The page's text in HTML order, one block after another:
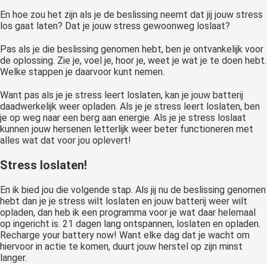
En hoe zou het zijn als je de beslissing neemt dat jij jouw stress
los gaat laten? Dat je jouw stress gewoonweg loslaat?
Pas als je die beslissing genomen hebt, ben je ontvankelijk voor
de oplossing. Zie je, voel je, hoor je, weet je wat je te doen hebt.
Welke stappen je daarvoor kunt nemen.
Want pas als je je stress leert loslaten, kan je jouw batterij
daadwerkelijk weer opladen. Als je je stress leert loslaten, ben
je op weg naar een berg aan energie. Als je je stress loslaat
kunnen jouw hersenen letterlijk weer beter functioneren met
alles wat dat voor jou oplevert!
Stress loslaten!
En ik bied jou die volgende stap. Als jij nu de beslissing genomen
hebt dan je je stress wilt loslaten en jouw batterij weer wilt
opladen, dan heb ik een programma voor je wat daar helemaal
op ingericht is. 21 dagen lang ontspannen, loslaten en opladen.
Recharge your battery now! Want elke dag dat je wacht om
hiervoor in actie te komen, duurt jouw herstel op zijn minst
langer.